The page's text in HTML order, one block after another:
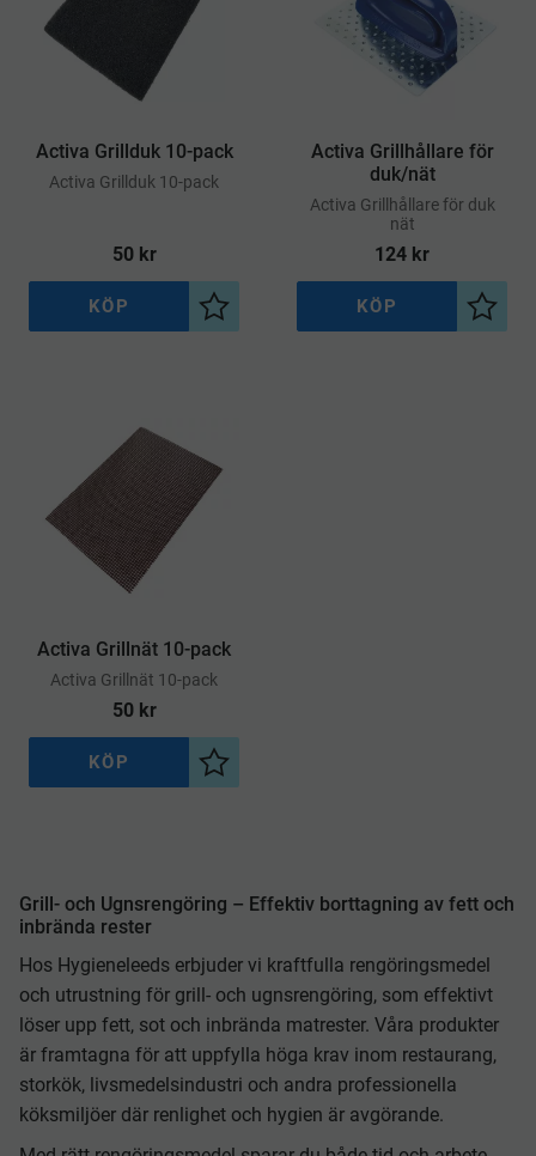
Activa Grillduk 10-pack
​Activa Grillduk 10-pack
50kr
Lägg till i önskelista
KÖP
Activa Grillhållare för
duk/nät
​Activa Grillhållare för duk
nät
124 kr
Lägg
KÖP
Activa Grillnät 10-pack
​Activa Grillnät 10-pack
50kr
Lägg till i önskelista
KÖP
Grill- och Ugnsrengöring – Effektiv borttagning av fett och
inbrända rester
Hos Hygieneleeds erbjuder vi kraftfulla rengöringsmedel
och utrustning för grill- och ugnsrengöring, som effektivt
löser upp fett, sot och inbrända matrester. Våra produkter
är framtagna för att uppfylla höga krav inom restaurang,
storkök, livsmedelsindustri och andra professionella
köksmiljöer där renlighet och hygien är avgörande.